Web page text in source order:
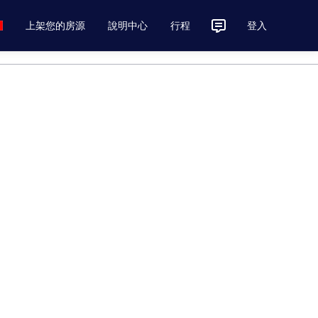
上架您的房源 說明中心 行程 登入